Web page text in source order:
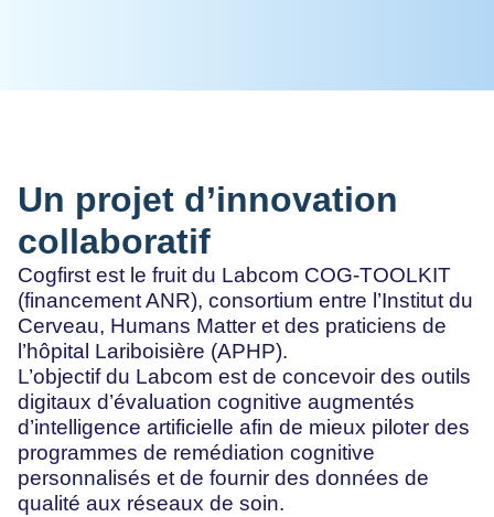
Un projet d’innovation
collaboratif
Cogfirst est le fruit du Labcom COG-TOOLKIT
(financement ANR), consortium entre l’Institut du
Cerveau, Humans Matter et des praticiens de
l’hôpital Lariboisière (APHP).
L’objectif du Labcom est de concevoir des outils
digitaux d’évaluation cognitive augmentés
d’intelligence artificielle afin de mieux piloter des
programmes de remédiation cognitive
personnalisés et de fournir des données de
qualité aux réseaux de soin.